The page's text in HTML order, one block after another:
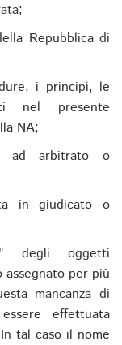
Repubblica di
i principi, le
nel presente
NA;
ad arbitrato o
in giudicato o
degli oggetti
per più
mancanza di
effettuata
tal caso il nome